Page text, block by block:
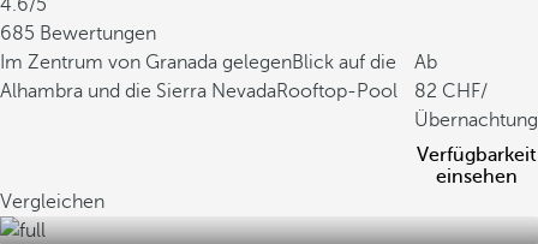
4.6/5
685 Bewertungen
Im Zentrum von Granada gelegenBlick auf die
Alhambra und die Sierra NevadaRooftop-Pool
Ab
82
/
Übernachtung
Verfügbarkeit
einsehen
Vergleichen